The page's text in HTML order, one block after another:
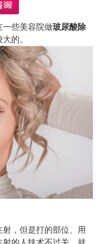
一些美容院做玻尿酸除
的。
，但是打的部位、用
的人技术不过关，就